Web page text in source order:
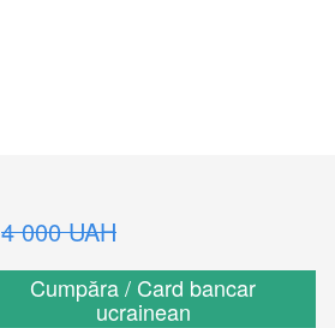
4 000 UAH
Cumpăra / Card bancar
ucrainean